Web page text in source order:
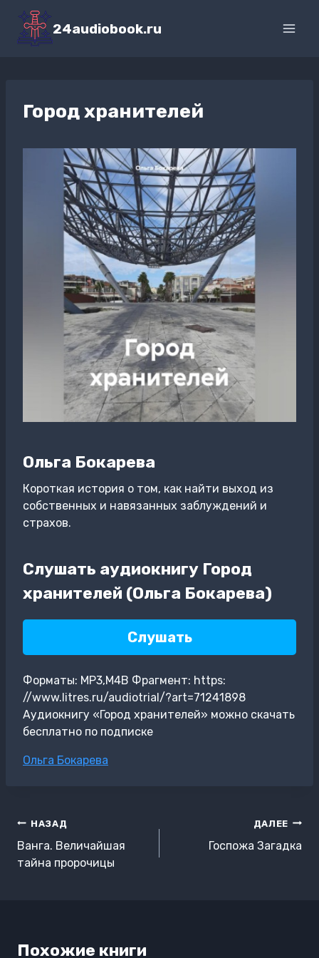
Перейти
содержимому
24audiobook.ru
Город хранителей
Ольга Бокарева
Короткая история о том, как найти выход из
собственных и навязанных заблуждений и
страхов.
Слушать аудиокнигу Город
хранителей (Ольга Бокарева)
Слушать
Форматы: MP3,M4B Фрагмент: https:
//www.litres.ru/audiotrial/?art=71241898
Аудиокнигу «Город хранителей» можно скачать
бесплатно по подписке
Метки
Ольга Бокарева
Навигация
по
записям
НАЗАД
Ванга. Величайшая
тайна пророчицы
ДАЛЕЕ
Госпожа Загадка
Похожие книги